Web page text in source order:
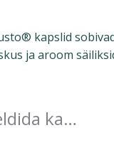
kapslid
ja aroom
ka…